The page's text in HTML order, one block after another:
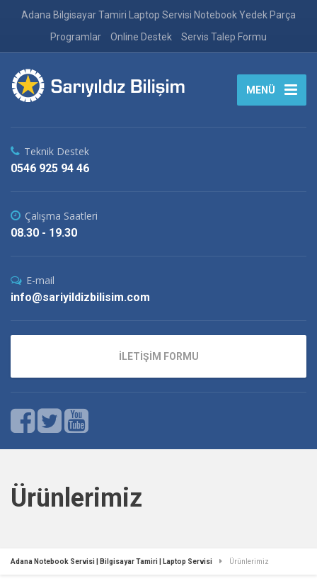
Adana Bilgisayar Tamiri Laptop Servisi Notebook Yedek Parça
Programlar
Online Destek Servis Talep Formu
MENÜ
Teknik Destek
0546 925 94 46
Çalışma Saatleri
08.30 - 19.30
E-mail
info@sariyildizbilisim.com
İLETİŞİM FORMU
Ürünlerimiz
Adana Notebook Servisi | Bilgisayar Tamiri | Laptop Servisi Ürünlerimiz